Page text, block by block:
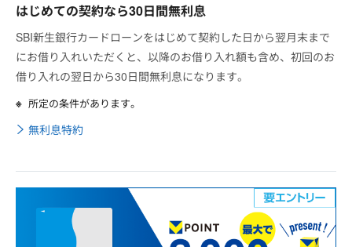
はじめての契約なら30日間無利息
SBI新生銀行カードローンをはじめて契約した日から翌月末まで
にお借り入れいただくと、以降のお借り入れ額も含め、初回のお
借り入れの翌日から30日間無利息になります。
所定の条件があります。
無利息特約